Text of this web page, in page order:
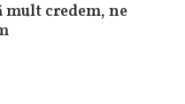
credem, ne